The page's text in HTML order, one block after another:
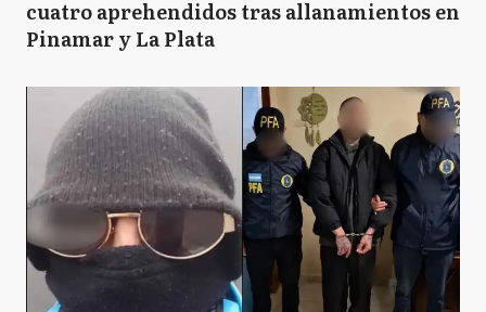
cuatro aprehendidos tras allanamientos en
Pinamar y La Plata